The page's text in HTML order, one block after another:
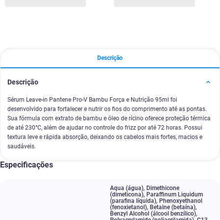
Descrição
Descrição
Sérum Leave-in Pantene Pro-V Bambu Força e Nutrição 95ml foi
desenvolvido para fortalecer e nutrir os fios do comprimento até as pontas.
Sua fórmula com extrato de bambu e óleo de rícino oferece proteção térmica
de até 230°C, além de ajudar no controle do frizz por até 72 horas. Possui
textura leve e rápida absorção, deixando os cabelos mais fortes, macios e
saudáveis.
Especificações
Aqua (água), Dimethicone
(dimeticona), Paraffinum Liquidum
(parafina líquida), Phenoxyethanol
(fenoxietanol), Betaine (betaína),
Benzyl Alcohol (álcool benzílico),